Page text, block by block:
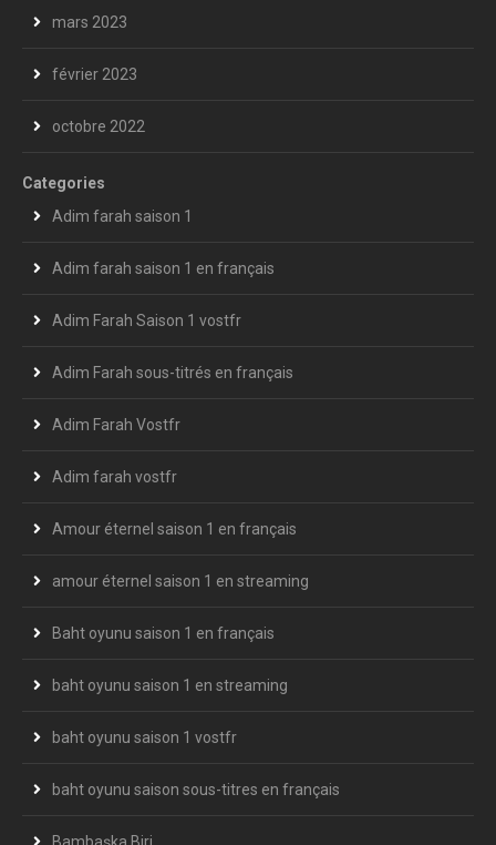
mars 2023
février 2023
octobre 2022
Categories
Adim farah saison 1
Adim farah saison 1 en français
Adim Farah Saison 1 vostfr
Adim Farah sous-titrés en français
Adim Farah Vostfr
Adim farah vostfr
Amour éternel saison 1 en français
amour éternel saison 1 en streaming
Baht oyunu saison 1 en français
baht oyunu saison 1 en streaming
baht oyunu saison 1 vostfr
baht oyunu saison sous-titres en français